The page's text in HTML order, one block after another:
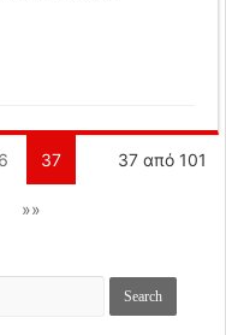
37 από 101
37
»»